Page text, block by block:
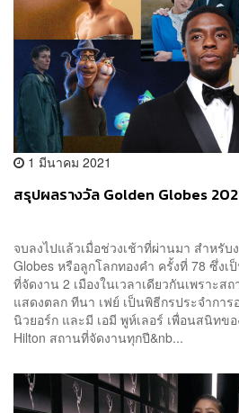
1 มีนาคม 2021
สรุปผลรางวัล Golden Globes
จบลงไปแล้วเมื่อช่วงเช้าที่ผ่านมา สำหรับ
Globes หรือลูกโลกทองคำ ครั้งที่ 78 ซึ่ง
ที่จัดงาน 2 เมืองในเวลาเดียวกันเพราะ
แสดงตลก ทีนา เฟย์ เป็นพิธีกรประจำการ
นิวยอร์ก และมี เอมี พูห์เลอร์ เพื่อนสนิทข
Hilton สถานที่จัดงานทุกปี&nb...